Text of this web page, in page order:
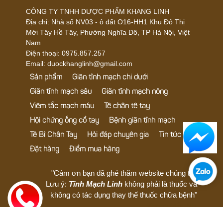
CÔNG TY TNHH DƯỢC PHẨM KHANG LINH
Địa chỉ: Nhà số NV03 - ô đất O16-HH1 Khu Đô Thị
Mới Tây Hồ Tây, Phường Nghĩa Đô, TP Hà Nội, Việt
Nam
Điện thoại:0975.857.257
Email: duockhanglinh@gmail.com
Sản phẩm
Giãn tĩnh mạch chi dưới
Giãn tĩnh mạch sâu
Giãn tĩnh mạch nông
Viêm tắc mạch máu
Tê chân tê tay
Hội chứng ống cổ tay
Bệnh giãn tĩnh mạch
Tê Bì Chân Tay
Hỏi đáp chuyên gia
Tin tức
Đặt hàng
Điểm mua hàng
"Cảm ơn bạn đã ghé thăm website chúng tôi!
Lưu ý: Tĩnh Mạch Linhkhông phải là thuốc và
không có tác dụng thay thế thuốc chữa bệnh"